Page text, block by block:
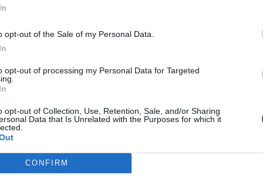
opt-out of the Sale of my Personal Data.
opt-out of processing my Personal Data for Targeted
opt-out of Collection, Use, Retention, Sale, and/or Sharing
Data that Is Unrelated with the Purposes for which it
CONFIRM
με Ρεμπρόφ»
συμφώνησε και αναλαμβάνει» - Όσα